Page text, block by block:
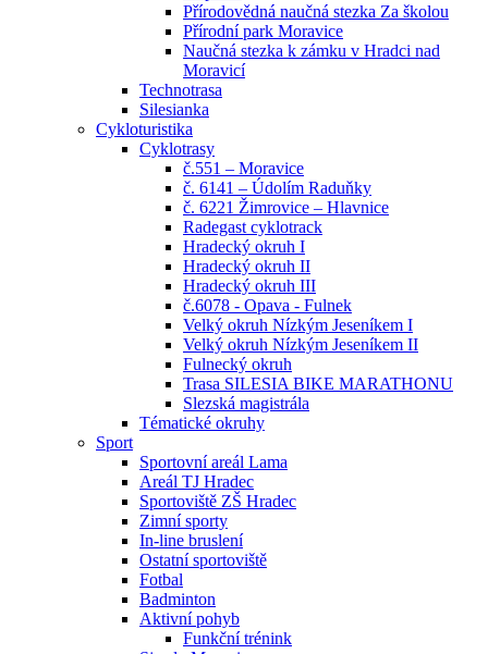
Přírodovědná naučná stezka Za školou
Přírodní park Moravice
Naučná stezka k zámku v Hradci nad
Moravicí
Technotrasa
Silesianka
Cykloturistika
Cyklotrasy
č.551 – Moravice
č. 6141 – Údolím Raduňky
č. 6221 Žimrovice – Hlavnice
Radegast cyklotrack
Hradecký okruh I
Hradecký okruh II
Hradecký okruh III
č.6078 - Opava - Fulnek
Velký okruh Nízkým Jeseníkem I
Velký okruh Nízkým Jeseníkem II
Fulnecký okruh
Trasa SILESIA BIKE MARATHONU
Slezská magistrála
Tématické okruhy
Sport
Sportovní areál Lama
Areál TJ Hradec
Sportoviště ZŠ Hradec
Zimní sporty
In-line bruslení
Ostatní sportoviště
Fotbal
Badminton
Aktivní pohyb
Funkční trénink